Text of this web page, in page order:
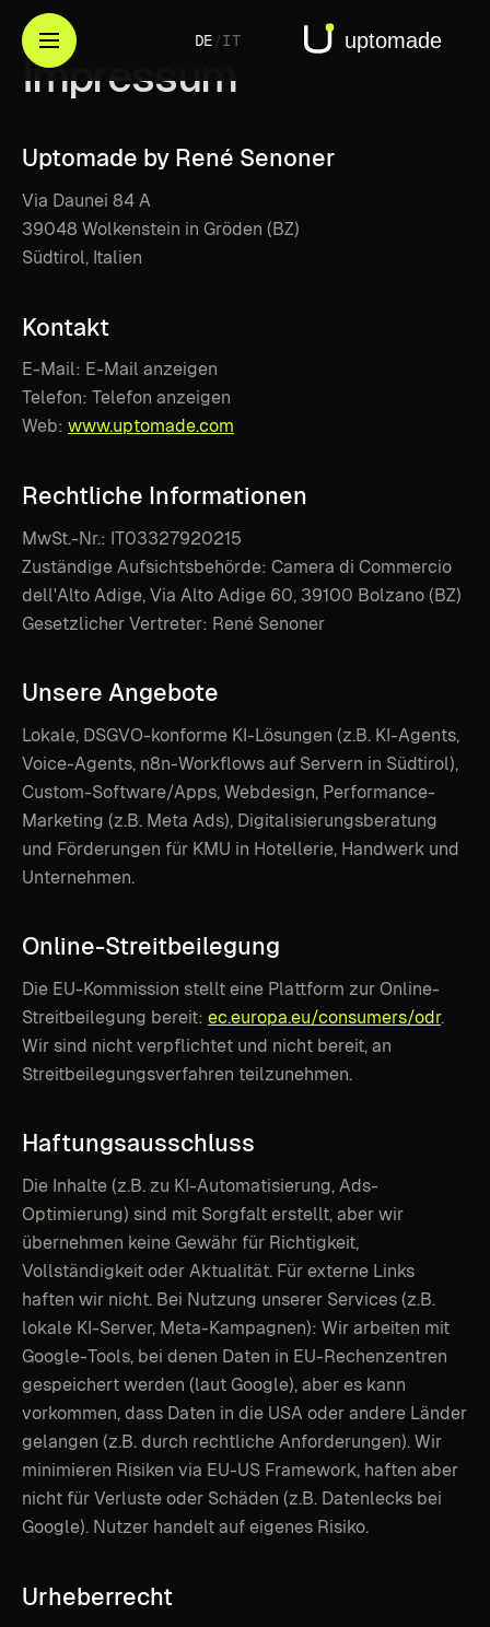
DE /IT
Impressum
Uptomade by René Senoner
Via Daunei 84 A
39048 Wolkenstein in Gröden (BZ)
Südtirol, Italien
Kontakt
E-Mail: E-Mail anzeigen
Telefon: Telefon anzeigen
Web: www.uptomade.com
Rechtliche Informationen
MwSt.-Nr.: IT03327920215
Zuständige Aufsichtsbehörde: Camera di Commercio
dell'Alto Adige, Via Alto Adige 60, 39100 Bolzano (BZ)
Gesetzlicher Vertreter: René Senoner
Unsere Angebote
Lokale, DSGVO-konforme KI-Lösungen (z.B. KI-Agents,
Voice-Agents, n8n-Workflows auf Servern in Südtirol),
Custom-Software/Apps, Webdesign, Performance-
Marketing (z.B. Meta Ads), Digitalisierungsberatung
und Förderungen für KMU in Hotellerie, Handwerk und
Unternehmen.
Online-Streitbeilegung
Die EU-Kommission stellt eine Plattform zur Online-
Streitbeilegung bereit: ec.europa.eu/consumers/odr.
Wir sind nicht verpflichtet und nicht bereit, an
Streitbeilegungsverfahren teilzunehmen.
Haftungsausschluss
Die Inhalte (z.B. zu KI-Automatisierung, Ads-
Optimierung) sind mit Sorgfalt erstellt, aber wir
übernehmen keine Gewähr für Richtigkeit,
Vollständigkeit oder Aktualität. Für externe Links
haften wir nicht. Bei Nutzung unserer Services (z.B.
lokale KI-Server, Meta-Kampagnen): Wir arbeiten mit
Google-Tools, bei denen Daten in EU-Rechenzentren
gespeichert werden (laut Google), aber es kann
vorkommen, dass Daten in die USA oder andere Länder
gelangen (z.B. durch rechtliche Anforderungen). Wir
minimieren Risiken via EU-US Framework, haften aber
nicht für Verluste oder Schäden (z.B. Datenlecks bei
Google). Nutzer handelt auf eigenes Risiko.
Urheberrecht